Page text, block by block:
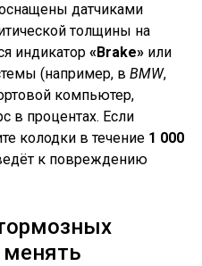
датчиками
толщины на
индикатор«Brake» или
(например, вBMW,
компьютер,
в процентах. Если
колодки в течение 1 000
к повреждению
менять